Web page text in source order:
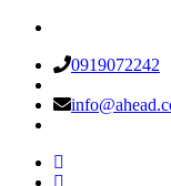
0919072242